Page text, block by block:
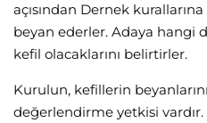
açısından Dernek
beyan ederler. Adaya hangi
kefil olacaklarını belirtirler.
Kurulun, kefillerin
değerlendirme yetkisi